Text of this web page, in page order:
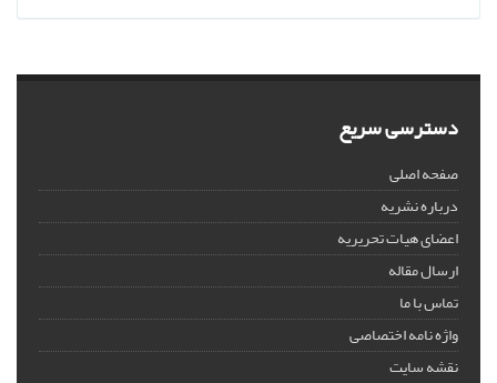
دسترسی سریع
صفحه اصلی
درباره نشریه
اعضای هیات تحریریه
ارسال مقاله
تماس با ما
واژه نامه اختصاصی
نقشه سایت